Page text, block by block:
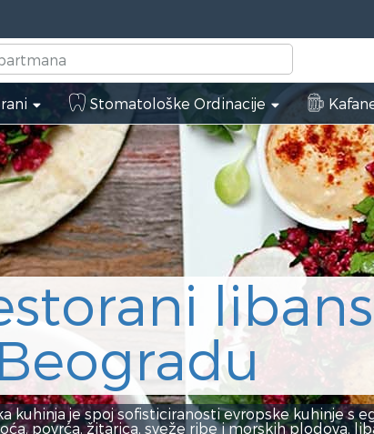
Stomatološke Ordinacije